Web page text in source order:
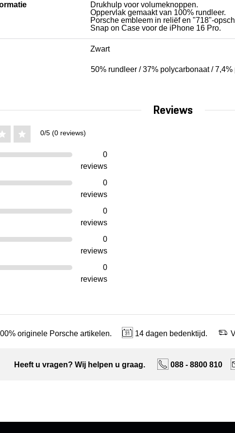
Drukhulp voor volumeknoppen.
Oppervlak gemaakt van 100% rundleer.
Porsche embleem in reliëf en "718"-
Snap on Case voor de iPhone 16 Pro.
Zwart
50% rundleer / 37% polycarbonaat /
Reviews
0/5 (0 reviews)
0
reviews
0
reviews
0
reviews
0
reviews
0
reviews
originele Porsche artikelen. 14 dagen bedenktijd.
Heeft u vragen? Wij helpen u graag. 088 - 8800 810